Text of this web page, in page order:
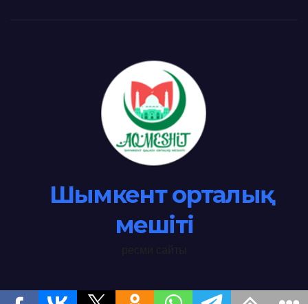
Шымкент орталық
мешіті